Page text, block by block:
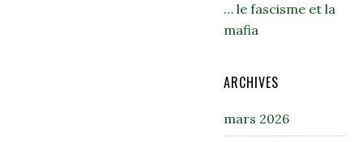
… le fascisme et la
mafia
ARCHIVES
mars 2026